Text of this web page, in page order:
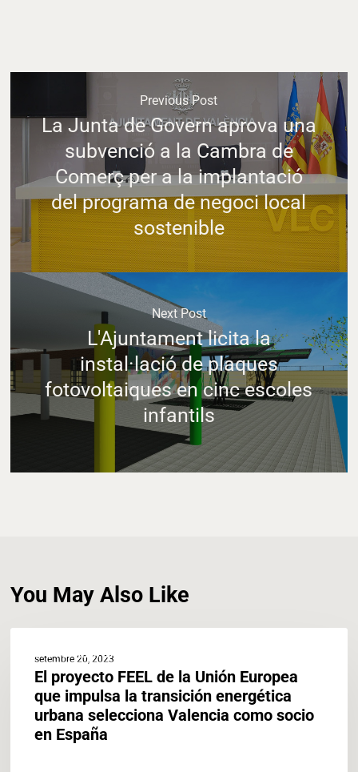
Previous Post
La Junta de Govern aprova una
subvenció a la Cambra de
Comerç per a la implantació
del programa de negoci local
sostenible
Next Post
L'Ajuntament licita la
instal·lació de plaques
fotovoltaiques en cinc escoles
infantils
You May Also Like
ACTUALIDAD-EN
proyecto
FEEL
Unión
setembre 20, 2023
El proyecto FEEL de la Unión Europea
que impulsa la transición energética
urbana selecciona Valencia como socio
en España